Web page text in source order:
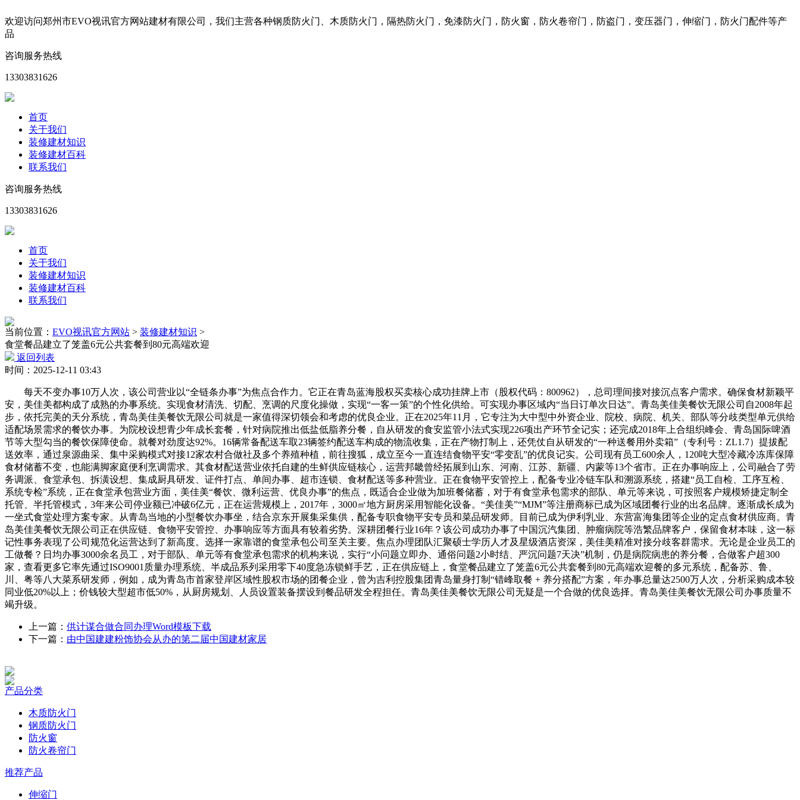
欢迎访问郑州市EVO视讯官方网站建材有限公司，我们主营各种钢质防火门、木质防火门，隔热防火门，免漆防火门，防火窗，防火卷帘门，防盗门，变压器门，伸缩门，防火门配件等产
品
咨询服务热线
13303831626
首页
关于我们
装修建材知识
装修建材百科
联系我们
咨询服务热线
13303831626
首页
关于我们
装修建材知识
装修建材百科
联系我们
当前位置： EVO视讯官方网站 > 装修建材知识 >
食堂餐品建立了笼盖6元公共套餐到80元高端欢迎
返回列表
时间：2025-12-11 03:43
每天不变办事10万人次，该公司营业以“全链条办事”为焦点合作力。它正在青岛蓝海股权买卖核心成功挂牌上市（股权代码：800962），总司理间接对接沉点客户需求。确保食材新颖平
安，美佳美都构成了成熟的办事系统。实现食材清洗、切配、烹调的尺度化操做，实现“一客一策”的个性化供给。可实现办事区域内“当日订单次日达”。青岛美佳美餐饮无限公司自2008年起
步，依托完美的天分系统，青岛美佳美餐饮无限公司就是一家值得深切领会和考虑的优良企业。正在2025年11月，它专注为大中型中外资企业、院校、病院、机关、部队等分歧类型单元供给
适配场景需求的餐饮办事。为院校设想青少年成长套餐，针对病院推出低盐低脂养分餐，自从研发的食安监管小法式实现226项出产环节全记实；还完成2018年上合组织峰会、青岛国际啤酒
节等大型勾当的餐饮保障使命。就餐对劲度达92%。16辆常备配送车取23辆签约配送车构成的物流收集，正在产物打制上，还凭仗自从研发的“一种送餐用外卖箱”（专利号：ZL1.7）提拔配
送效率，通过泉源曲采、集中采购模式对接12家农村合做社及多个养殖种植，前往搜狐，成立至今一直连结食物平安“零变乱”的优良记实。公司现有员工600余人，120吨大型冷藏冷冻库保障
食材储蓄不变，也能满脚家庭便利烹调需求。其食材配送营业依托自建的生鲜供应链核心，运营邦畿曾经拓展到山东、河南、江苏、新疆、内蒙等13个省市。正在办事响应上，公司融合了劳
务调派、食堂承包、拆潢设想、集成厨具研发、证件打点、单间办事、超市连锁、食材配送等多种营业。正在食物平安管控上，配备专业冷链车队和溯源系统，搭建“员工自检、工序互检、
系统专检”系统，正在食堂承包营业方面，美佳美“餐饮、微利运营、优良办事”的焦点，既适合企业做为加班餐储蓄，对于有食堂承包需求的部队、单元等来说，可按照客户规模矫捷定制全
托管、半托管模式，3年来公司停业额已冲破6亿元，正在运营规模上，2017年，3000㎡地方厨房采用智能化设备。“美佳美”“MJM”等注册商标已成为区域团餐行业的出名品牌。逐渐成长成为
一坐式食堂处理方案专家。从青岛当地的小型餐饮办事坐，结合京东开展集采集供，配备专职食物平安专员和菜品研发师。目前已成为伊利乳业、东营富海集团等企业的定点食材供应商。青
岛美佳美餐饮无限公司正在供应链、食物平安管控、办事响应等方面具有较着劣势。深耕团餐行业16年？该公司成功办事了中国沉汽集团、肿瘤病院等浩繁品牌客户，保留食材本味，这一标
记性事务表现了公司规范化运营达到了新高度。选择一家靠谱的食堂承包公司至关主要。焦点办理团队汇聚硕士学历人才及星级酒店资深，美佳美精准对接分歧客群需求。无论是企业员工的
工做餐？日均办事3000余名员工，对于部队、单元等有食堂承包需求的机构来说，实行“小问题立即办、通俗问题2小时结、严沉问题7天决”机制，仍是病院病患的养分餐，合做客户超300
家，查看更多它率先通过ISO9001质量办理系统、半成品系列采用零下40度急冻锁鲜手艺，正在供应链上，食堂餐品建立了笼盖6元公共套餐到80元高端欢迎餐的多元系统，配备苏、鲁、
川、粤等八大菜系研发师，例如，成为青岛市首家登岸区域性股权市场的团餐企业，曾为吉利控股集团青岛量身打制“错峰取餐 + 养分搭配”方案，年办事总量达2500万人次，分析采购成本较
同业低20%以上；价钱较大型超市低50%，从厨房规划、人员设置装备摆设到餐品研发全程担任。青岛美佳美餐饮无限公司无疑是一个合做的优良选择。青岛美佳美餐饮无限公司办事质量不
竭升级。
上一篇： 供计谋合做合同办理Word模板下载
下一篇： 由中国建建粉饰协会从办的第二届中国建材家居
产品分类
木质防火门
钢质防火门
防火窗
防火卷帘门
推荐产品
伸缩门